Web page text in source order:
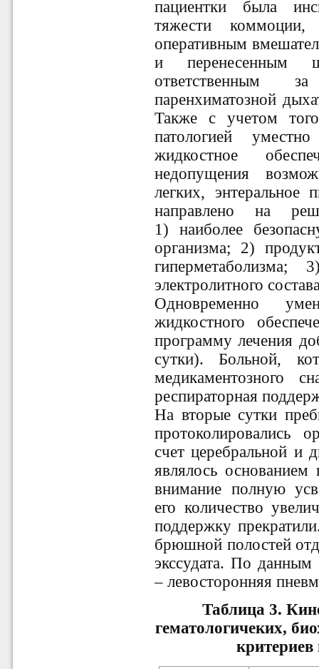
пациентки была
тяжести
оперативным
и перенесенным
ответственным
паренхиматозной
Также с учетом
патологией
жидкостное
недопущения
легких,
направлено на
1) наиболее
организма; 2)
гиперметаболизма;
электролитного
Одновременно
жидкостного
программу лечения
сутки). Больной,
медикаментозного
респираторная
На вторые сутки
протоколировались
счет церебральной и
являлось
внимание полную
его количество
поддержку
брюшной полостей
экссудата. По
– левосторонняя
Таблица 3.
гематологичеких,
критериев